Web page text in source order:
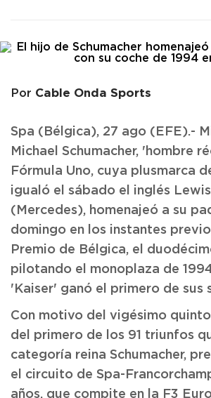
Por Cable Onda Sports
Spa (Bélgica), 27 ago (EFE).-
Michael Schumacher, 'hombre
Fórmula Uno, cuya plusmarca
igualó el sábado el inglés
(Mercedes), homenajeó a su
domingo en los instantes
Premio de Bélgica, el
pilotando el monoplaza de
'Kaiser' ganó el primero de sus
Con motivo del vigésimo
del primero de los 91 triunfos
categoría reina Schumacher,
el circuito de Spa-
años, que compite en la F3